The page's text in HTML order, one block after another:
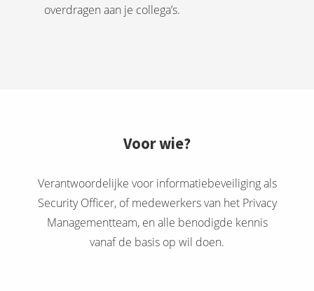
overdragen aan je collega’s.
Voor wie?
Verantwoordelijke voor informatiebeveiliging als
Security Officer, of medewerkers van het Privacy
Managementteam, en alle benodigde kennis
vanaf de basis op wil doen.